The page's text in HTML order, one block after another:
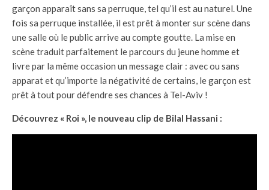
garçon apparaît sans sa perruque, tel qu’il est au naturel. Une
fois sa perruque installée, il est prêt à monter sur scène dans
une salle où le public arrive au compte goutte. La mise en
scène traduit parfaitement le parcours du jeune homme et
livre par la même occasion un message clair : avec ou sans
apparat et qu’importe la négativité de certains, le garçon est
prêt à tout pour défendre ses chances à Tel-Aviv !
Découvrez « Roi », le nouveau clip de Bilal Hassani :